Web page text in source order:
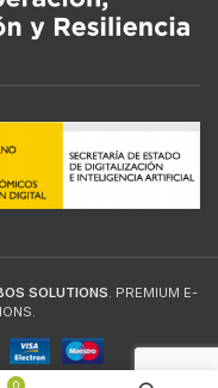
SOLUTIONS. PREMIUM E-
0